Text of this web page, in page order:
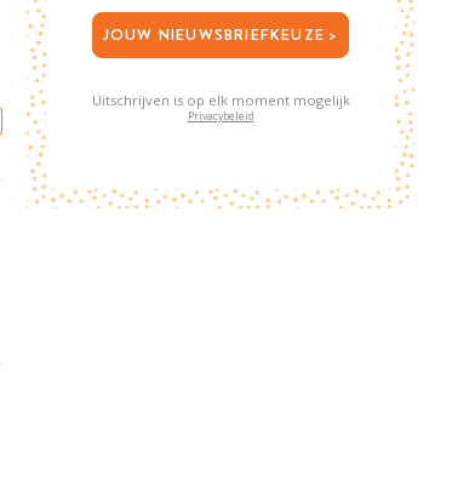
JOUW NIEUWSBRIEFKEUZE >
Uitschrijven is op elk moment mogelijk
Privacybeleid